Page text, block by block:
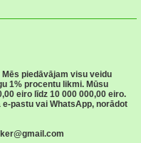
piedāvājam visu veidu
1% procentu likmi. Mūsu
eiro līdz 10 000 000,00 eiro.
pastu vai WhatsApp, norādot